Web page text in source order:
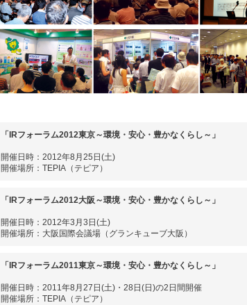
「IRフォーラム2012東京～環境・安心・豊かなくらし～」
開催日時：2012年8月25日(土)
開催場所：TEPIA（テピア）
「IRフォーラム2012大阪～環境・安心・豊かなくらし～」
開催日時：2012年3月3日(土)
開催場所：大阪国際会議場（グランキューブ大阪）
「IRフォーラム2011東京～環境・安心・豊かなくらし～」
開催日時：2011年8月27日(土)・28日(日)の2日間開催
開催場所：TEPIA（テピア）